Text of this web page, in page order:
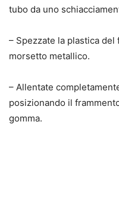
tubo da uno
– Spezzate la plastica
morsetto metallico.
– Allentate
posizionando il
gomma.